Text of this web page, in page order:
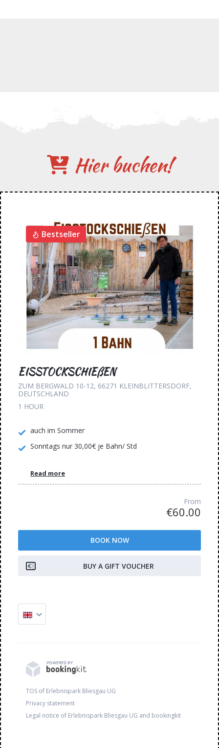
Hier buchen!
Bestseller
EISSTOCKSCHIEßEN
ZUM BERGWALD 10-12, 66271 KLEINBLITTERSDORF,
DEUTSCHLAND
1 HOUR
auch im Sommer
Sonntags nur 30,00€ je Bahn/ Std
Read more
From
€60.00
BOOK NOW
BUY A GIFT VOUCHER
POWERED BY
TOS of Erlebnispark Bliesgau UG
Privacy statement
Legal notice of Erlebnispark Bliesgau UG and bookingkit